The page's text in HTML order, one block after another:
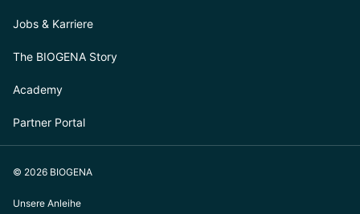
Jobs & Karriere
The BIOGENA Story
Academy
Partner Portal
© 2026 BIOGENA
Unsere Anleihe